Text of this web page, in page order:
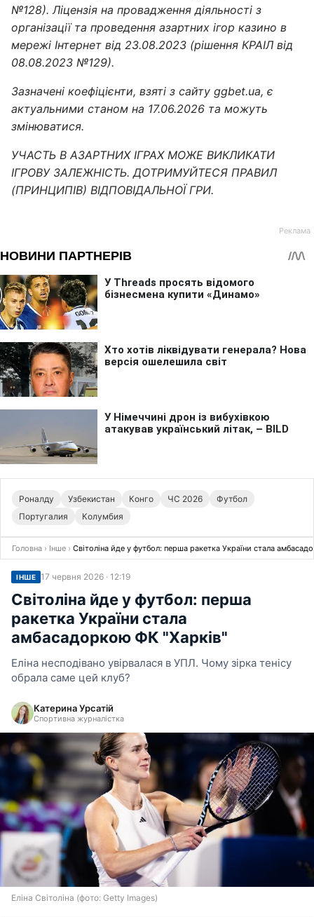
№128). Ліцензія на провадження діяльності з
організації та проведення азартних ігор казино в
мережі Інтернет від 23.08.2023 (рішення КРАІЛ від
08.08.2023 №129).
Зазначені коефіцієнти, взяті з сайту ggbet.ua, є
актуальними станом на 17.06.2026 та можуть
змінюватися.
УЧАСТЬ В АЗАРТНИХ ІГРАХ МОЖЕ ВИКЛИКАТИ
ІГРОВУ ЗАЛЕЖНІСТЬ. ДОТРИМУЙТЕСЯ ПРАВИЛ
(ПРИНЦИПІВ) ВІДПОВІДАЛЬНОЇ ГРИ.
Роналду Узбекистан Конго ЧС 2026
Футбол
Португалия
Колумбия
Головна › Інше › Світоліна йде у футбол: перша ракетка України стала
ІНШЕ 17 червня 2026 · 12:19
Світоліна йде у футбол: перша
ракетка України стала
амбасадоркою ФК "Харків"
Еліна несподівано увірвалася в УПЛ. Чому зірка тенісу
обрала саме цей клуб?
Катерина Урсатій
Спортивна журналістка
Еліна Світоліна (фото: Getty Images)